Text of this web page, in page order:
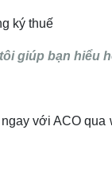
giúp bạn hiểu
với ACO